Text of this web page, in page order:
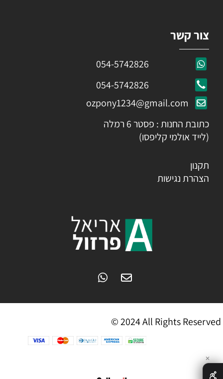
צור קשר
054-5742826
054-5742826
ozpony1234@gmail.com
כתובת החנות : פסטר 6 רמלה
(לייד אולמי קליפסו)
תקנון
הצהרת נגישות
© 2024 All Rights Reserved
✕